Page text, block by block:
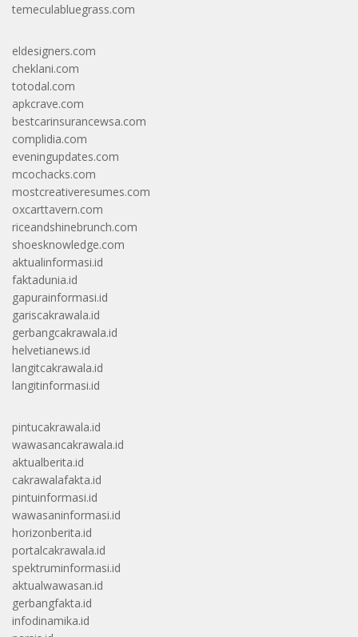
temeculabluegrass.com
eldesigners.com
cheklani.com
totodal.com
apkcrave.com
bestcarinsurancewsa.com
complidia.com
eveningupdates.com
mcochacks.com
mostcreativeresumes.com
oxcarttavern.com
riceandshinebrunch.com
shoesknowledge.com
aktualinformasi.id
faktadunia.id
gapurainformasi.id
gariscakrawala.id
gerbangcakrawala.id
helvetianews.id
langitcakrawala.id
langitinformasi.id
pintucakrawala.id
wawasancakrawala.id
aktualberita.id
cakrawalafakta.id
pintuinformasi.id
wawasaninformasi.id
horizonberita.id
portalcakrawala.id
spektruminformasi.id
aktualwawasan.id
gerbangfakta.id
infodinamika.id